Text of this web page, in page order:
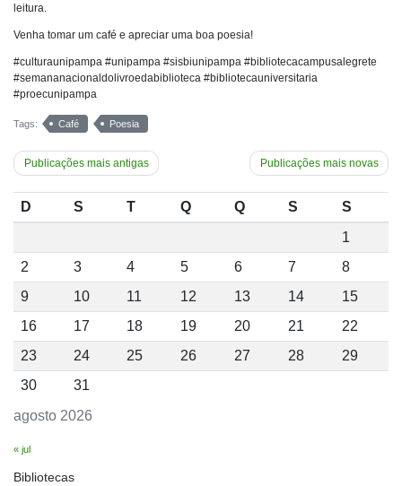
leitura.
Venha tomar um café e apreciar uma boa poesia!
#culturaunipampa #unipampa #sisbiunipampa #bibliotecacampusalegrete
#semananacionaldolivroedabiblioteca #bibliotecauniversitaria
#proecunipampa
Tags: Café Poesia
Navegação
por
posts
Publicações mais antigas Publicações mais novas
agosto 2026
D S T Q Q S
S
1
2
3 4 5 6 7
8
9
10 11 12 13 14
15
16
17 18 19 20 21
22
23
24 25 26 27 28
29
30
31
« jul
Bibliotecas